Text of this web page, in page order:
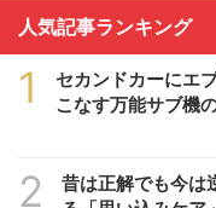
人気記事ランキング
1
セカンドカーにエ
こなす万能サブ機
2
昔は正解でも今